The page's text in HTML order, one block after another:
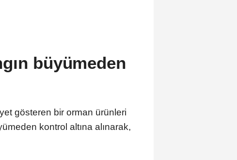
büyümeden
gösteren bir orman ürünleri
kontrol altına alınarak,